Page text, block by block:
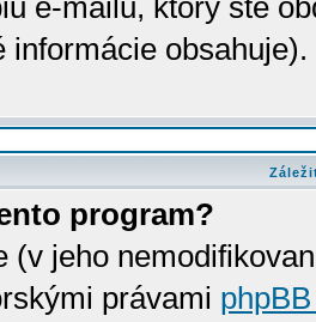
e-mailu, ktorý ste
informácie
program?
(v jeho
právami